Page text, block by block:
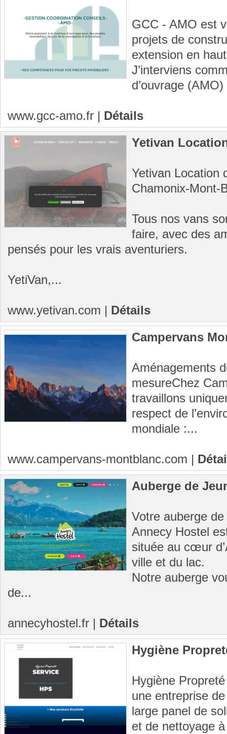
GCC - AMO est
projets de
extension en
J’interviens
d’ouvrage
www.gcc-amo.fr | Détails
Yetivan
Yetivan Location
Chamonix-Mont-
Tous nos vans
faire, avec des
pensés pour les vrais aventuriers.
YetiVan,...
www.yetivan.com | Détails
Campervans
Aménagements
mesureChez
travaillons
respect de
mondiale :...
www.campervans-montblanc.com |
Auberge de
Votre auberge
Annecy Hostel
située au cœur
ville et du lac.
Notre auberge
de...
annecyhostel.fr | Détails
Hygiène
Hygiène
une entreprise
large panel de
et de nettoyage